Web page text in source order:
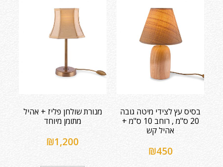
בסיס עץ לצידי מיטה גובה
20 ס"מ , רוחב 10 ס"מ +
אהיל קש
₪450
מנורת שולחן פליז + אהיל
מתומן מיוחד
₪1,200